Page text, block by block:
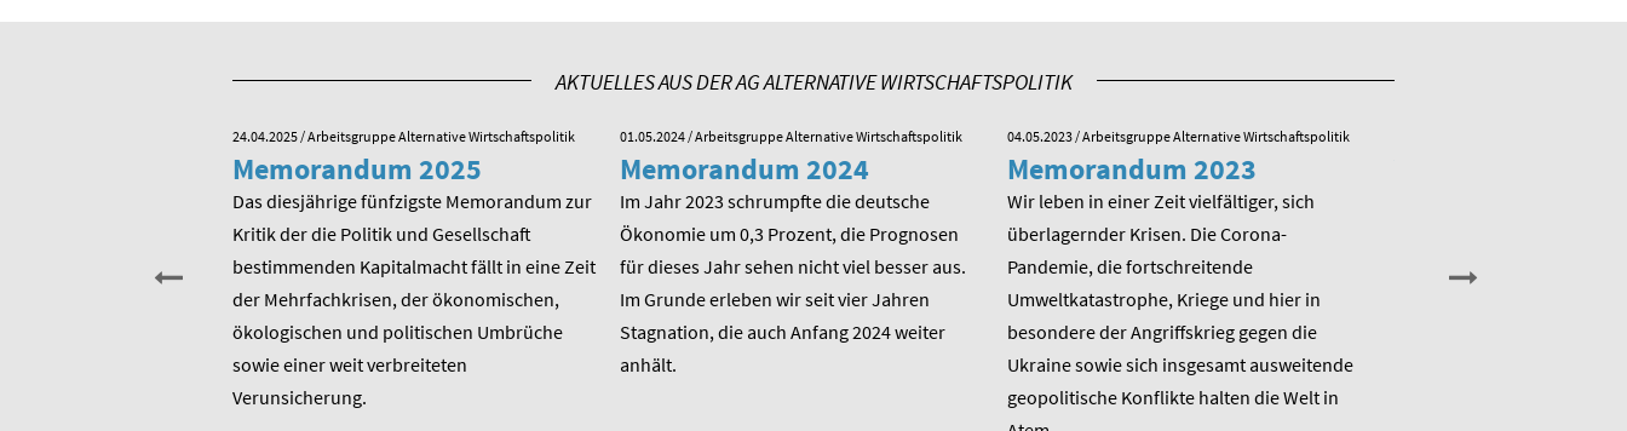
AKTUELLES AUS DER AG ALTERNATIVE WIRTSCHAFTSPOLITIK
24.04.2025/ Arbeitsgruppe Alternative Wirtschaftspolitik
Memorandum 2025
Das diesjährige fünfzigste Memorandum zur
Kritik der die Politik und Gesellschaft
bestimmenden Kapitalmacht fällt in eine Zeit
der Mehrfachkrisen, der ökonomischen,
ökologischen und politischen Umbrüche
sowie einer weit verbreiteten
Verunsicherung.
01.05.2024/ Arbeitsgruppe Alternative Wirtschaftspolitik
Memorandum 2024
Im Jahr 2023 schrumpfte die deutsche
Ökonomie um 0,3 Prozent, die Prognosen
für dieses Jahr sehen nicht viel besser aus.
Im Grunde erleben wir seit vier Jahren
Stagnation, die auch Anfang 2024 weiter
anhält.
04.05.2023/ Arbeitsgruppe Alternative Wirtschaftspolitik
Memorandum 2023
Wir leben in einer Zeit vielfältiger, sich
überlagernder Krisen. Die Corona-
Pandemie, die fortschreitende
Umweltkatastrophe, Kriege und hier in
besondere der Angriffskrieg gegen die
Ukraine sowie sich insgesamt ausweitende
geopolitische Konflikte halten die Welt in
die Arbeitsgruppe